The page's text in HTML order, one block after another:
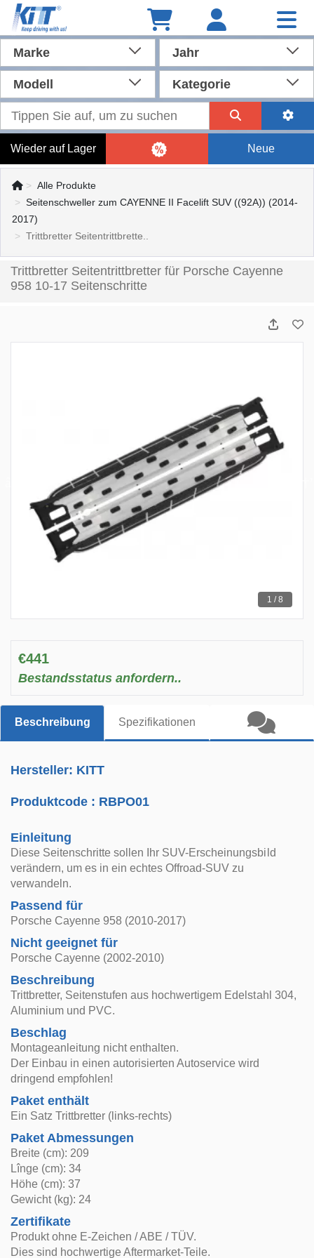
Marke Jahr
Modell Kategorie
Wieder auf Lager Neue
Alle Produkte
Seitenschweller zum CAYENNE II Facelift SUV ((92A)) (2014-
2017)
Trittbretter Seitentrittbrette..
Trittbretter Seitentrittbretter für Porsche Cayenne
958 10-17 Seitenschritte
1 / 8
€441
Bestandsstatus anfordern..
Beschreibung Spezifikationen
Hersteller: KITT
Produktcode : RBPO01
Einleitung
Diese Seitenschritte sollen Ihr SUV-Erscheinungsbild
verändern, um es in ein echtes Offroad-SUV zu
verwandeln.
Passend für
Porsche Cayenne 958 (2010-2017)
Nicht geeignet für
Porsche Cayenne (2002-2010)
Beschreibung
Trittbretter, Seitenstufen aus hochwertigem Edelstahl 304,
Aluminium und PVC.
Beschlag
Montageanleitung nicht enthalten.
Der Einbau in einen autorisierten Autoservice wird
dringend empfohlen!
Paket enthält
Ein Satz Trittbretter (links-rechts)
Paket Abmessungen
Breite (cm): 209
Lînge (cm): 34
Höhe (cm): 37
Gewicht (kg): 24
Zertifikate
Produkt ohne E-Zeichen / ABE / TÜV.
Dies sind hochwertige Aftermarket-Teile.